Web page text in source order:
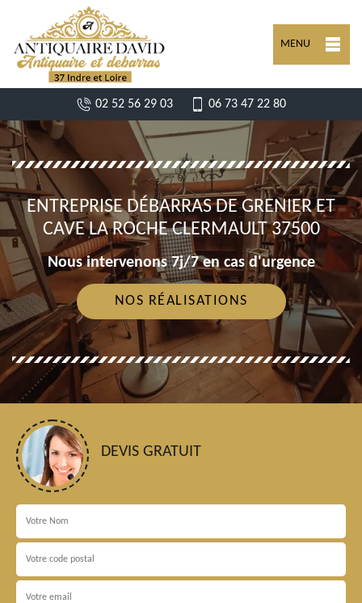
MENU
02 52 56 29 03 06 73 47 22 80
ENTREPRISE DÉBARRAS DE GRENIER ET
CAVE LA ROCHE CLERMAULT 37500
Nous intervenons 7j/7 en cas d'urgence
NOS RÉALISATIONS
DEVIS GRATUIT